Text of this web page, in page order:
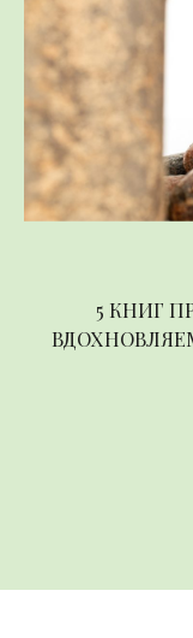
5 КНИГ